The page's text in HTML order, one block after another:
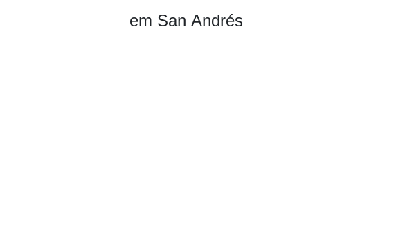
em San Andrés